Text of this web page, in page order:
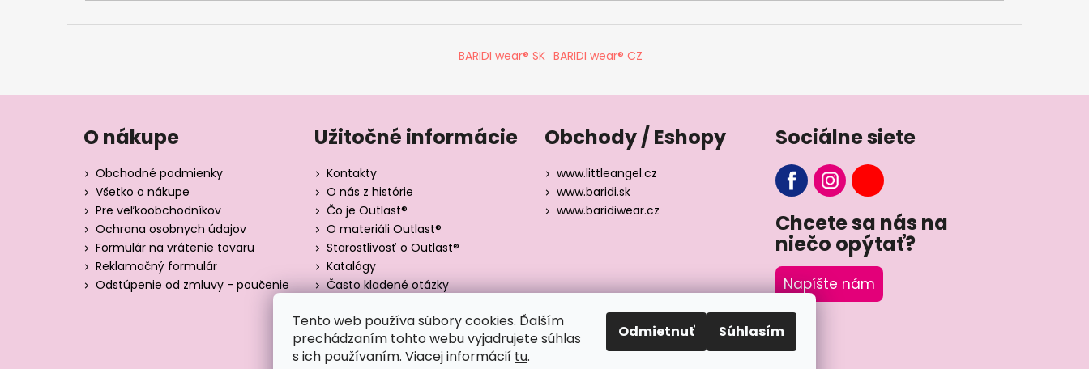
Tento web používa súbory cookies. Ďalším
prechádzaním tohto webu vyjadrujete súhlas
s ich používaním. Viacej informácií tu.
Odmietnuť Súhlasím
BARIDI wear® SK BARIDI wear® CZ
O nákupe
Obchodné podmienky
Všetko o nákupe
Pre veľkoobchodníkov
Ochrana osobnych údajov
Formulár na vrátenie tovaru
Reklamačný formulár
Odstúpenie od zmluvy - poučenie
Užitočné informácie
Kontakty
O nás z histórie
Čo je Outlast®
O materiáli Outlast®
Starostlivosť o Outlast®
Katalógy
Často kladené otázky
Blog
Obchody / Eshopy
www.littleangel.cz
www.baridi.sk
www.baridiwear.cz
Sociálne siete
Chcete sa nás na
niečo opýtať?
Napíšte nám